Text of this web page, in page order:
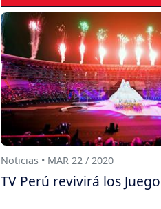
Noticias • MAR 22 / 2020
TV Perú revivirá los